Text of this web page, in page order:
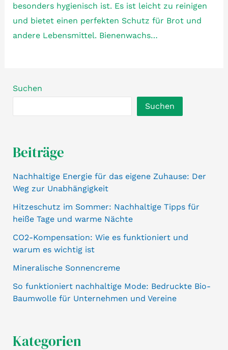
besonders hygienisch ist. Es ist leicht zu reinigen
und bietet einen perfekten Schutz für Brot und
andere Lebensmittel. Bienenwachs…
Suchen
Suchen
Beiträge
Nachhaltige Energie für das eigene Zuhause: Der
Weg zur Unabhängigkeit
Hitzeschutz im Sommer: Nachhaltige Tipps für
heiße Tage und warme Nächte
CO2-Kompensation: Wie es funktioniert und
warum es wichtig ist
Mineralische Sonnencreme
So funktioniert nachhaltige Mode: Bedruckte Bio-
Baumwolle für Unternehmen und Vereine
Kategorien